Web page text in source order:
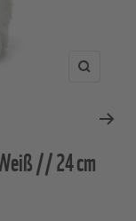
Zoom
// 24 cm